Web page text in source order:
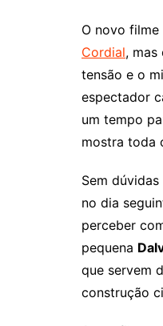
O novo filme
Cordial, mas
tensão e o
espectador
um tempo
mostra toda
Sem
no dia
perceber
pequena
que servem
construção